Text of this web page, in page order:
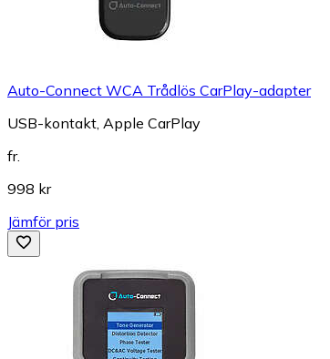
Auto-Connect WCA Trådlös CarPlay-adapter
USB-kontakt, Apple CarPlay
fr.
998 kr
Jämför pris